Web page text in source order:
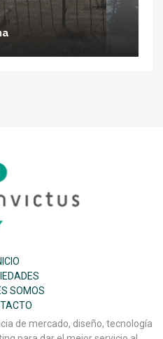
SOMOS
de mercado, diseño, tecnología